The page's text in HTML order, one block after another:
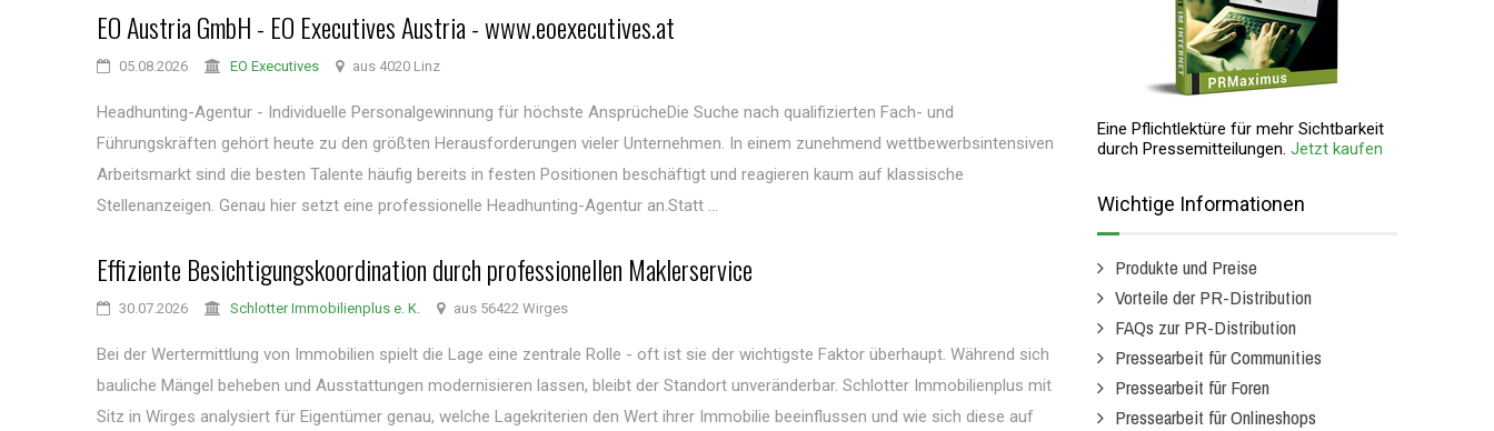
EO Austria GmbH - EO Executives Austria - www.eoexecutives.at
05.08.2026 EO Executives aus 4020 Linz
Headhunting-Agentur - Individuelle Personalgewinnung für höchste AnsprücheDie Suche nach qualifizierten Fach- und
Führungskräften gehört heute zu den größten Herausforderungen vieler Unternehmen. In einem zunehmend wettbewerbsintensiven
Arbeitsmarkt sind die besten Talente häufig bereits in festen Positionen beschäftigt und reagieren kaum auf klassische
Stellenanzeigen. Genau hier setzt eine professionelle Headhunting-Agentur an.Statt ...
Effiziente Besichtigungskoordination durch professionellen Maklerservice
30.07.2026 Schlotter Immobilienplus e. K. aus 56422 Wirges
Bei der Wertermittlung von Immobilien spielt die Lage eine zentrale Rolle - oft ist sie der wichtigste Faktor überhaupt. Während sich
bauliche Mängel beheben und Ausstattungen modernisieren lassen, bleibt der Standort unveränderbar. Schlotter Immobilienplus mit
Sitz in Wirges analysiert für Eigentümer genau, welche Lagekriterien den Wert ihrer Immobilie beeinflussen und wie sich diese auf
Eine Pflichtlektüre für mehr Sichtbarkeit
durch Pressemitteilungen. Jetzt kaufen
Wichtige Informationen
Produkte und Preise
Vorteile der PR-Distribution
FAQs zur PR-Distribution
Pressearbeit für Communities
Pressearbeit für Foren
Pressearbeit für Onlineshops